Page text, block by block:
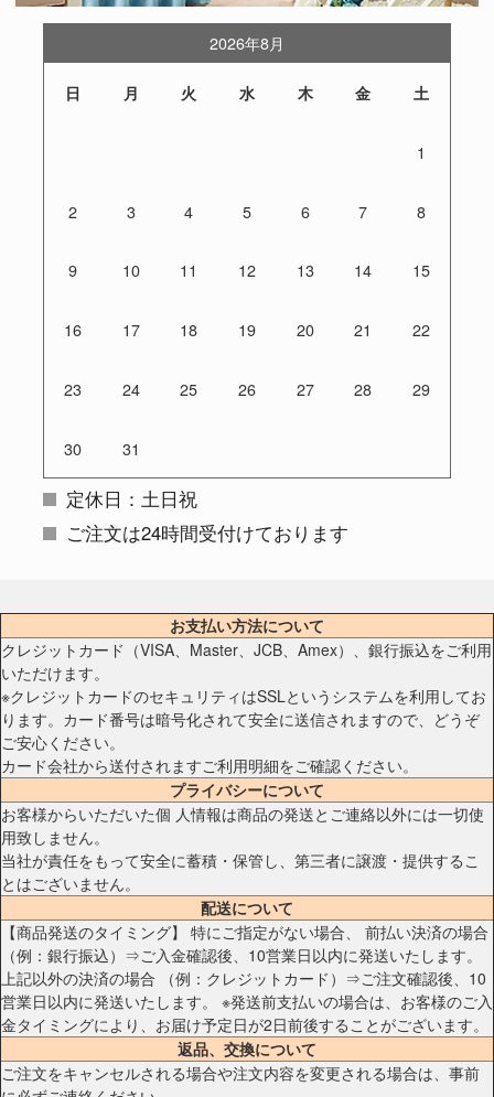
2026年8月
日 月 火 水 木 金 土
1
2 3 4 5 6 7 8
9 10 11 12 13 14 15
16 17 18 19 20 21 22
23 24 25 26 27 28 29
30 31
定休日：土日祝
ご注文は24時間受付けております
お支払い方法について
クレジットカード（VISA、Master、JCB、Amex）、銀行振込をご利用
いただけます。
※クレジットカードのセキュリティはSSLというシステムを利用してお
ります。カード番号は暗号化されて安全に送信されますので、どうぞ
ご安心ください。
カード会社から送付されますご利用明細をご確認ください。
プライバシーについて
お客様からいただいた個 人情報は商品の発送とご連絡以外には一切使
用致しません。
当社が責任をもって安全に蓄積・保管し、第三者に譲渡・提供するこ
とはございません。
配送について
【商品発送のタイミング】 特にご指定がない場合、 前払い決済の場合
（例：銀行振込）⇒ご入金確認後、10営業日以内に発送いたします。
上記以外の決済の場合 （例：クレジットカード）⇒ご注文確認後、10
営業日以内に発送いたします。 ※発送前支払いの場合は、お客様のご入
金タイミングにより、お届け予定日が2日前後することがございます。
返品、交換について
ご注文をキャンセルされる場合や注文内容を変更される場合は、事前